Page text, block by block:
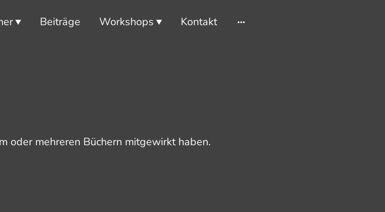
Beiträge Workshops Kontakt
oder mehreren Büchern mitgewirkt haben.